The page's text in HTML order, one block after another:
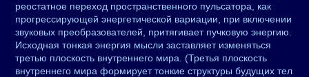
реостатное переход пространственного пульсатора, как
прогрессирующей энергетической вариации, при включении
звуковых преобразователей, притягивает пучковую энергию.
Исходная тонкая энергия мысли заставляет изменяться
третью плоскость внутреннего мира. (Третья плоскость
внутреннего мира формирует тонкие структуры будущих тел